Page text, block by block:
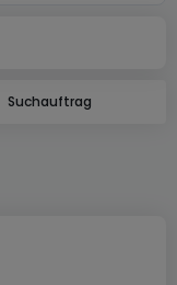
Suchauftrag